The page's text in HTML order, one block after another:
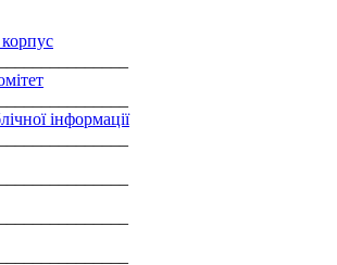
інформації